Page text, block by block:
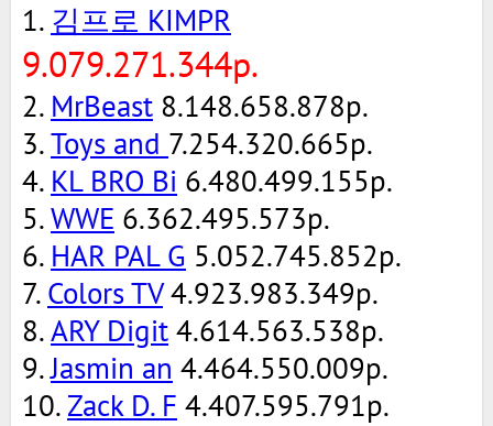
1. 김프로 KIMPR
9.079.271.344р.
2. MrBeast 8.148.658.878р.
3.Toys and 7.254.320.665р.
4. KL BRO Bi 6.480.499.155р.
5.WWE 6.362.495.573р.
6. HAR PAL G 5.052.745.852р.
7. Colors TV 4.923.983.349р.
8.ARY Digit 4.614.563.538р.
9.Jasmin an 4.464.550.009р.
10. Zack D. F 4.407.595.791р.